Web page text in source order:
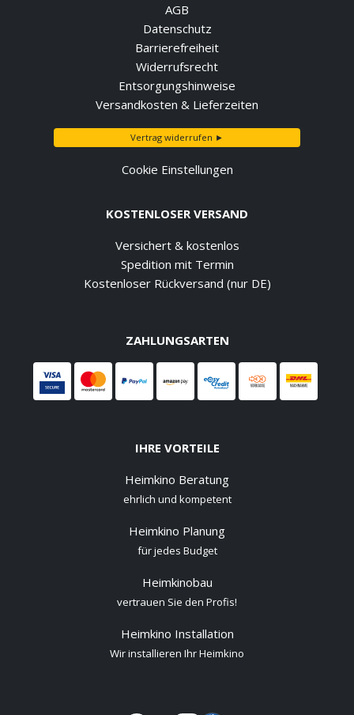
AGB
Datenschutz
Barrierefreiheit
Widerrufsrecht
Entsorgungshinweise
Versandkosten & Lieferzeiten
Vertrag widerrufen ►
Cookie Einstellungen
KOSTENLOSER VERSAND
Versichert & kostenlos
Spedition mit Termin
Kostenloser Rückversand (nur DE)
ZAHLUNGSARTEN
IHRE VORTEILE
Heimkino Beratung
ehrlich und kompetent
Heimkino Planung
für jedes Budget
Heimkinobau
vertrauen Sie den Profis!
Heimkino Installation
Wir installieren Ihr Heimkino